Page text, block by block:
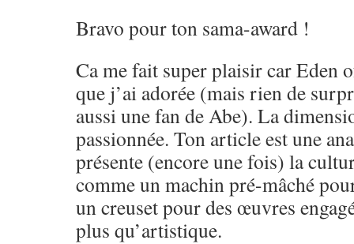
Bravo pour ton sama-award !
Ca me fait super plaisir car Eden
que j’ai adorée (mais rien de
aussi une fan de Abe). La
passionnée. Ton article est une
présente (encore une fois) la
comme un machin pré-mâché
un creuset pour des œuvres
plus qu’artistique.